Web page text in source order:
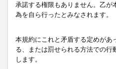
承諾する権限もありません。乙
為を自ら行ったとみなされます。
本規約にこれと矛盾する定めが
る、または罰せられる方法での
します。